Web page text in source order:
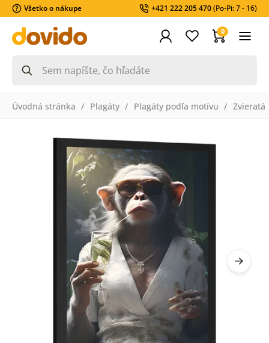
Všetko o nákupe +421 222 205 470(Po-Pi: 7 - 16)
0
Úvodná stránka Plagáty Plagáty podľa motívu Zvieratá